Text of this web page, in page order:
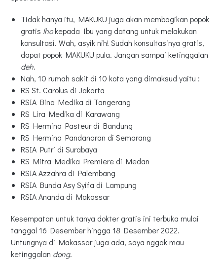
Tidak hanya itu, MAKUKU juga akan membagikan popok
gratis lhokepada Ibu yang datang untuk melakukan
konsultasi. Wah, asyik nih! Sudah konsultasinya gratis,
dapat popok MAKUKU pula. Jangan sampai ketinggalan
deh.
Nah, 10 rumah sakit di 10 kota yang dimaksud yaitu :
RS St. Carolus di Jakarta
RSIA Bina Medika di Tangerang
RS Lira Medika di Karawang
RS Hermina Pasteur di Bandung
RS Hermina Pandanaran di Semarang
RSIA Putri di Surabaya
RS Mitra Medika Premiere di Medan
RSIA Azzahra di Palembang
RSIA Bunda Asy Syifa di Lampung
RSIA Ananda di Makassar
Kesempatan untuk tanya dokter gratis ini terbuka mulai
tanggal 16 Desember hingga 18 Desember 2022.
Untungnya di Makassar juga ada, saya nggak mau
ketinggalan dong.